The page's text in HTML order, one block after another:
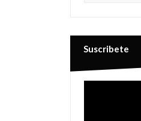
Suscribete